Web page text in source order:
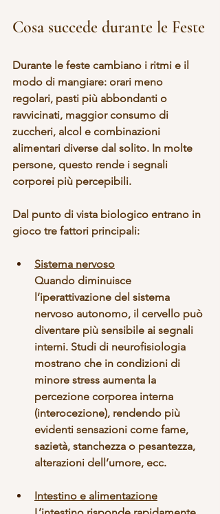
Cosa succede durante le Feste
Durante le feste cambiano i ritmi e il
modo di mangiare: orari meno
regolari, pasti più abbondanti o
ravvicinati, maggior consumo di
zuccheri, alcol e combinazioni
alimentari diverse dal solito. In molte
persone, questo rende i segnali
corporei più percepibili.
Dal punto di vista biologico entrano in
gioco tre fattori principali:
Sistema nervoso
Quando diminuisce
l’iperattivazione del sistema
nervoso autonomo, il cervello può
diventare più sensibile ai segnali
interni. Studi di neurofisiologia
mostrano che in condizioni di
minore stress aumenta la
percezione corporea interna
(interocezione), rendendo più
evidenti sensazioni come fame,
sazietà, stanchezza o pesantezza,
alterazioni dell’umore, ecc.
Intestino e alimentazione